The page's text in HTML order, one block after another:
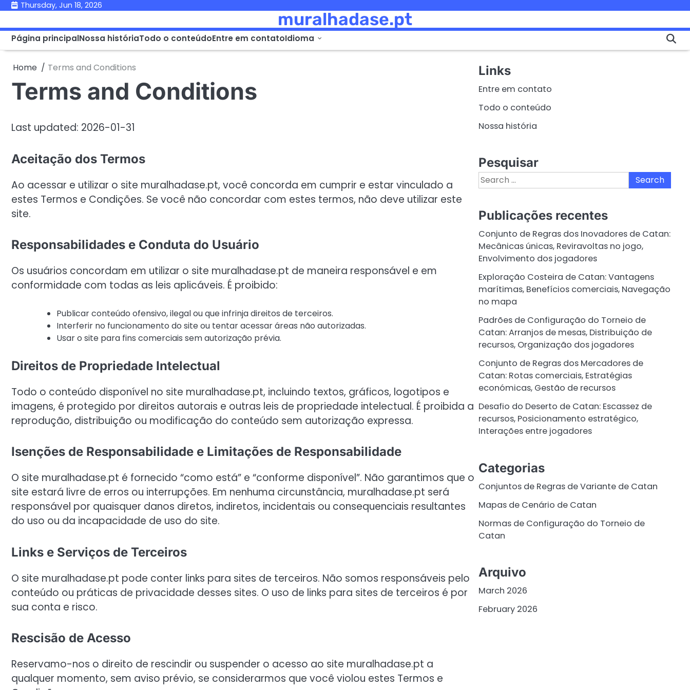
Skip
content
Thursday, Jun 18, 2026
muralhadase.pt
Página principalNossa históriaTodo o conteúdoEntre em contatoIdioma
Home Terms and Conditions
Terms and Conditions
Last updated: 2026-01-31
Aceitação dos Termos
Ao acessar e utilizar o site muralhadase.pt, você concorda em cumprir e estar vinculado a
estes Termos e Condições. Se você não concordar com estes termos, não deve utilizar este
site.
Responsabilidades e Conduta do Usuário
Os usuários concordam em utilizar o site muralhadase.pt de maneira responsável e em
conformidade com todas as leis aplicáveis. É proibido:
Publicar conteúdo ofensivo, ilegal ou que infrinja direitos de terceiros.
Interferir no funcionamento do site ou tentar acessar áreas não autorizadas.
Usar o site para fins comerciais sem autorização prévia.
Direitos de Propriedade Intelectual
Todo o conteúdo disponível no site muralhadase.pt, incluindo textos, gráficos, logotipos e
imagens, é protegido por direitos autorais e outras leis de propriedade intelectual. É proibida a
reprodução, distribuição ou modificação do conteúdo sem autorização expressa.
Isenções de Responsabilidade e Limitações de Responsabilidade
O site muralhadase.pt é fornecido “como está” e “conforme disponível”. Não garantimos que o
site estará livre de erros ou interrupções. Em nenhuma circunstância, muralhadase.pt será
responsável por quaisquer danos diretos, indiretos, incidentais ou consequenciais resultantes
do uso ou da incapacidade de uso do site.
Links e Serviços de Terceiros
O site muralhadase.pt pode conter links para sites de terceiros. Não somos responsáveis pelo
conteúdo ou práticas de privacidade desses sites. O uso de links para sites de terceiros é por
sua conta e risco.
Rescisão de Acesso
Reservamo-nos o direito de rescindir ou suspender o acesso ao site muralhadase.pt a
qualquer momento, sem aviso prévio, se considerarmos que você violou estes Termos e
Links
Entre em contato
Todo o conteúdo
Nossa história
Pesquisar
Search
for:
Publicações recentes
Conjunto de Regras dos Inovadores de Catan:
Mecânicas únicas, Reviravoltas no jogo,
Envolvimento dos jogadores
Exploração Costeira de Catan: Vantagens
marítimas, Benefícios comerciais, Navegação
no mapa
Padrões de Configuração do Torneio de
Catan: Arranjos de mesas, Distribuição de
recursos, Organização dos jogadores
Conjunto de Regras dos Mercadores de
Catan: Rotas comerciais, Estratégias
económicas, Gestão de recursos
Desafio do Deserto de Catan: Escassez de
recursos, Posicionamento estratégico,
Interações entre jogadores
Categorias
Conjuntos de Regras de Variante de Catan
Mapas de Cenário de Catan
Normas de Configuração do Torneio de
Catan
Arquivo
March 2026
February 2026